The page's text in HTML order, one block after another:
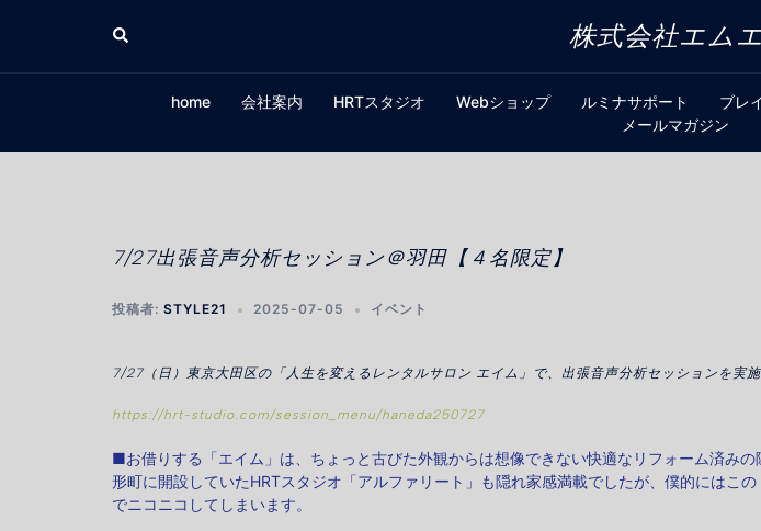
ン
ス
検
索
株式会社エム
home 会社案内 HRTスタジオ Webショップ ルミナサポート ブレ
メールマガジン
7/27出張音声分析セッション＠羽田【４名限定】
投稿者: STYLE21 2025-07-05 イベント
7/27（日）東京大田区の「人生を変えるレンタルサロン エイム」で、出張音声分析セッションを実施
https://hrt-studio.com/session_menu/haneda250727
■お借りする「エイム」は、ちょっと古びた外観からは想像できない快適なリフォーム済みの
形町に開設していたHRTスタジオ「アルファリート」も隠れ家感満載でしたが、僕的にはこ
でニコニコしてしまいます。